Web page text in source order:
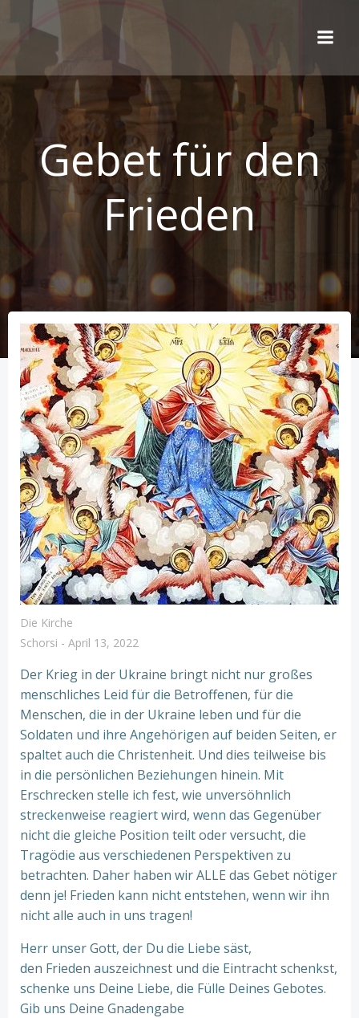
Gebet für den
Frieden
Die Kirche
Schorsi - April 13, 2022
Der Krieg in der Ukraine bringt nicht nur großes
menschliches Leid für die Betroffenen, für die
Menschen, die in der Ukraine leben und für die
Soldaten und ihre Angehörigen auf beiden Seiten, er
spaltet auch die Christenheit. Und dies teilweise bis
in die persönlichen Beziehungen hinein. Mit
Erschrecken stelle ich fest, wie unversöhnlich
streckenweise reagiert wird, wenn das Gegenüber
nicht die gleiche Position teilt oder versucht, die
Tragödie aus verschiedenen Perspektiven zu
betrachten. Daher haben wir ALLE das Gebet nötiger
denn je! Frieden kann nicht entstehen, wenn wir ihn
nicht alle auch in uns tragen!
Herr unser Gott, der Du die Liebe säst,
den Frieden auszeichnest und die Eintracht schenkst,
schenke uns Deine Liebe, die Fülle Deines Gebotes.
Gib uns Deine Gnadengabe